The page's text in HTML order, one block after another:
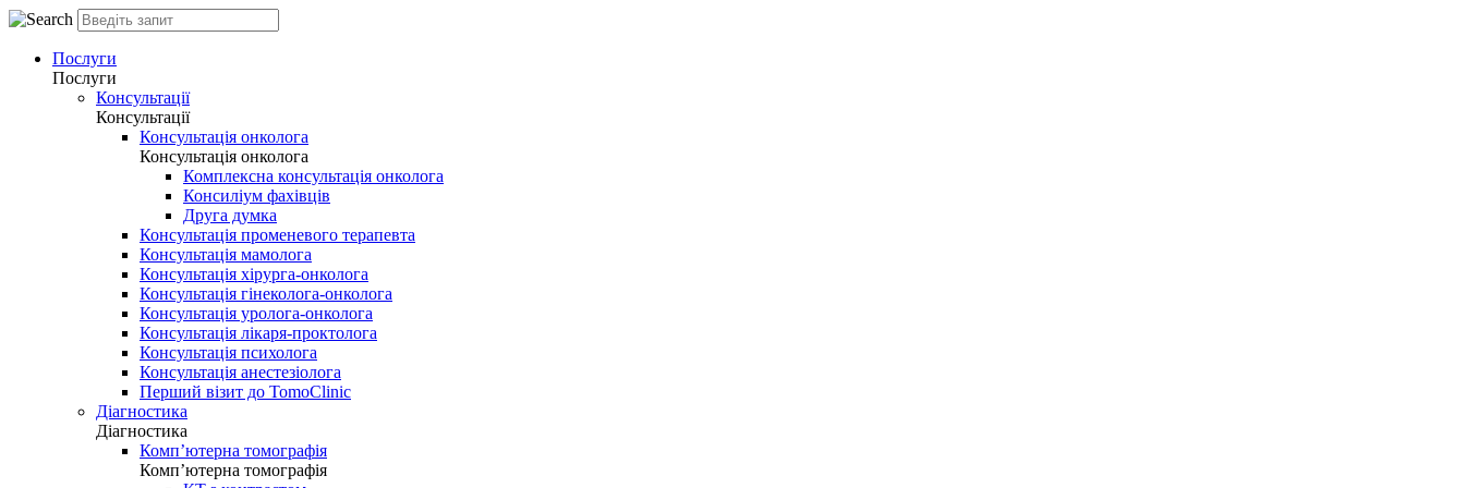
Послуги
Послуги
Консультації
Консультації
Консультація онколога
Консультація онколога
Комплексна консультація онколога
Консиліум фахівців
Друга думка
Консультація променевого терапевта
Консультація мамолога
Консультація хірурга-онколога
Консультація гінеколога-онколога
Консультація уролога-онколога
Консультація лікаря-проктолога
Консультація психолога
Консультація анестезіолога
Перший візит до TomoClinic
Діагностика
Діагностика
Комп’ютерна томографія
Комп’ютерна томографія